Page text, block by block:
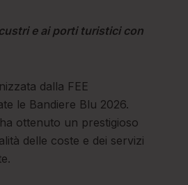
e ai porti turistici con
dalla FEE
le Bandiere Blu 2026.
ottenuto un prestigioso
delle coste e dei servizi